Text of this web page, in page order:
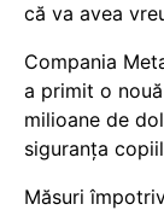
că va avea
Compania
a primit o
milioane de
siguranța
Măsuri